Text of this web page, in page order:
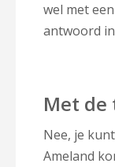
wel met
antwoord
Met de
Nee, je
Ameland